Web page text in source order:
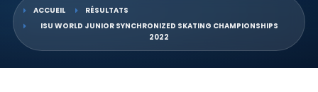
ACCUEIL
RÉSULTATS
ISU WORLD JUNIOR SYNCHRONIZED SKATING CHAMPIONSHIPS
2022